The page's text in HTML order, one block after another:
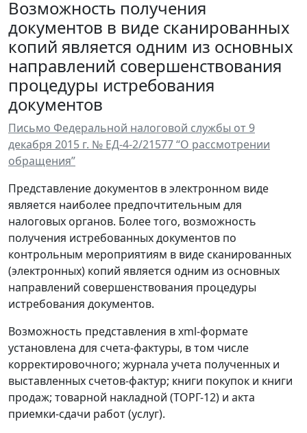
Возможность получения
документов в виде сканированных
копий является одним из основных
направлений совершенствования
процедуры истребования
документов
Письмо Федеральной налоговой службы от 9
декабря 2015 г. № ЕД-4-2/21577 “О рассмотрении
обращения”
Представление документов в электронном виде
является наиболее предпочтительным для
налоговых органов. Более того, возможность
получения истребованных документов по
контрольным мероприятиям в виде сканированных
(электронных) копий является одним из основных
направлений совершенствования процедуры
истребования документов.
Возможность представления в xml-формате
установлена для счета-фактуры, в том числе
корректировочного; журнала учета полученных и
выставленных счетов-фактур; книги покупок и книги
продаж; товарной накладной (ТОРГ-12) и акта
приемки-сдачи работ (услуг).